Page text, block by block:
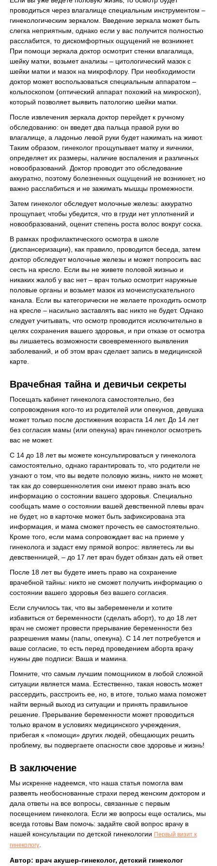
проводиться через влагалище специальным инструментом –
гинекологическим зеркалом. Введение зеркала может быть
слегка неприятным, однако если у вас получится полностью
расслабится, то дискомфортных ощущений не возникнет.
При помощи зеркала доктор осмотрит стенки влагалища,
шейку матки, возьмет анализы – цитологический мазок с
шейки матки и мазок на микрофлору. При необходимости
доктор может воспользоваться специальным аппаратом –
кольпоскопом (оптический аппарат похожий на микроскоп),
который позволяет выявить патологию шейки матки.
После извлечения зеркала доктор перейдет к ручному
обследованию: он введет два пальца правой руки во
влагалище, а ладонью левой руки будет нажимать на живот.
Таким образом, гинеколог прощупывает матку и яичники,
определяет их размеры, наличие воспаления и различных
новообразований. Доктор проводит это обследование
аккуратно, поэтому болезненных ощущений не возникнет, но
важно расслабиться и не зажимать мышцы промежности.
Затем гинеколог обследует молочные железы: аккуратно
прощупает, чтобы убедится, что в груди нет уплотнений и
новообразований, оценит степень роста волос вокруг соска.
В рамках профилактического осмотра в школе
(диспансеризации), как правило, проводится беседа, затем
доктор обследует молочные железы и может попросить вас
сесть на кресло. Если вы не живете половой жизнью и
никаких жалоб у вас нет – врач только осмотрит наружные
половые органы и возьмет мазок из мочеиспускательного
канала. Если вы категорически не желаете проходить осмотр
на кресле – насильно заставлять вас никто не будет. Однако
следует учитывать, что осмотр проводится исключительно в
целях сохранения вашего здоровья, и при отказе от осмотра
вы лишаетесь возможности своевременного выявления
заболеваний, и об этом врач сделает запись в медицинской
карте.
Врачебная тайна и девичьи секреты
Посещать кабинет гинеколога самостоятельно, без
сопровождения кого-то из родителей или опекунов, девушка
может только после достижения возраста 14 лет. До 14 лет
без согласия мамы (или опекуна) врач гинеколог осмотреть
вас не может.
С 14 до 18 лет вы можете консультироваться у гинеколога
самостоятельно, однако гарантировать то, что родители не
узнают о том, что вы ведете половую жизнь, никто не может,
так как до совершеннолетия они имеют право знать всю
информацию о состоянии вашего здоровья. Специально
сообщать маме о состоянии вашей девственной плевы врач
не будет, но в карточке может быть зафиксирована эта
информация, и мама сможет прочесть ее самостоятельно.
Кроме того, если мама сопровождает вас на приеме у
гинеколога и задаст ему прямой вопрос: являетесь ли вы
девственницей, – до 17 лет врач будет обязан дать ей ответ.
После 18 лет вы будете иметь право на сохранение
врачебной тайны: никто не сможет получить информацию о
состоянии вашего здоровья без вашего согласия.
Если случилось так, что вы забеременели и хотите
избавиться от беременности (сделать аборт), то до 18 лет
врач не сможет провести прерывание беременности без
разрешения мамы (папы, опекуна). С 14 лет потребуется и
ваше согласие, то есть перед проведением аборта врачу
нужны две подписи: Ваша и мамина.
Помните, что самым лучшим помощником в любой сложной
ситуации является мама. Естественно, такая новость может
рассердить, расстроить ее, но, в итоге, только мама поможет
найти верный выход из ситуации и принять правильное
решение. Прерывание беременности может проводиться
только врачом в условиях медицинского учреждения,
прибегая к «помощи» других людей, обещающих решить
проблему, вы подвергаете опасности свое здоровье и жизнь!
В заключение
Мы искренне надеемся, что наша статья помогла вам
развеять необоснованные страхи перед женским доктором и
дала ответы на все вопросы, связанные с первым
посещением гинеколога. Если же вопросы еще остались, мы
всегда готовы Вам помочь: задайте свой вопрос врачу в
нашей консультации по детской гинекологии Первый визит к
гинекологу
Автор: врач акушер-гинеколог, детский гинеколог